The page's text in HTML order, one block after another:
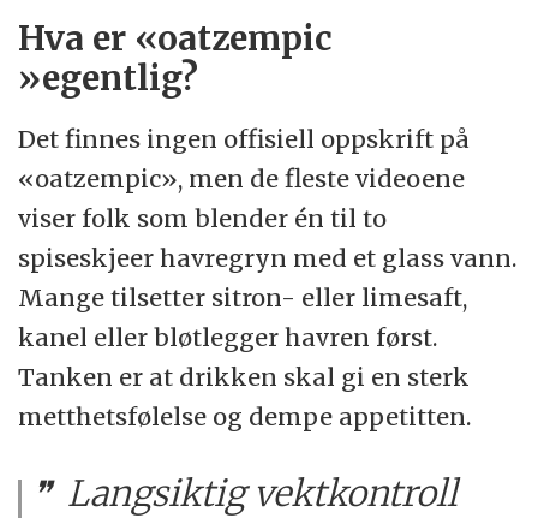
Hva er «oatzempic
»egentlig?
Det finnes ingen offisiell oppskrift på
«oatzempic», men de fleste videoene
viser folk som blender én til to
spiseskjeer havregryn med et glass vann.
Mange tilsetter sitron- eller limesaft,
kanel eller bløtlegger havren først.
Tanken er at drikken skal gi en sterk
metthetsfølelse og dempe appetitten.
Langsiktig vektkontroll